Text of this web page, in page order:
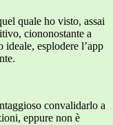
quale ho visto, assai
ciononostante a
ideale, esplodere l’app
convalidarlo a
eppure non è